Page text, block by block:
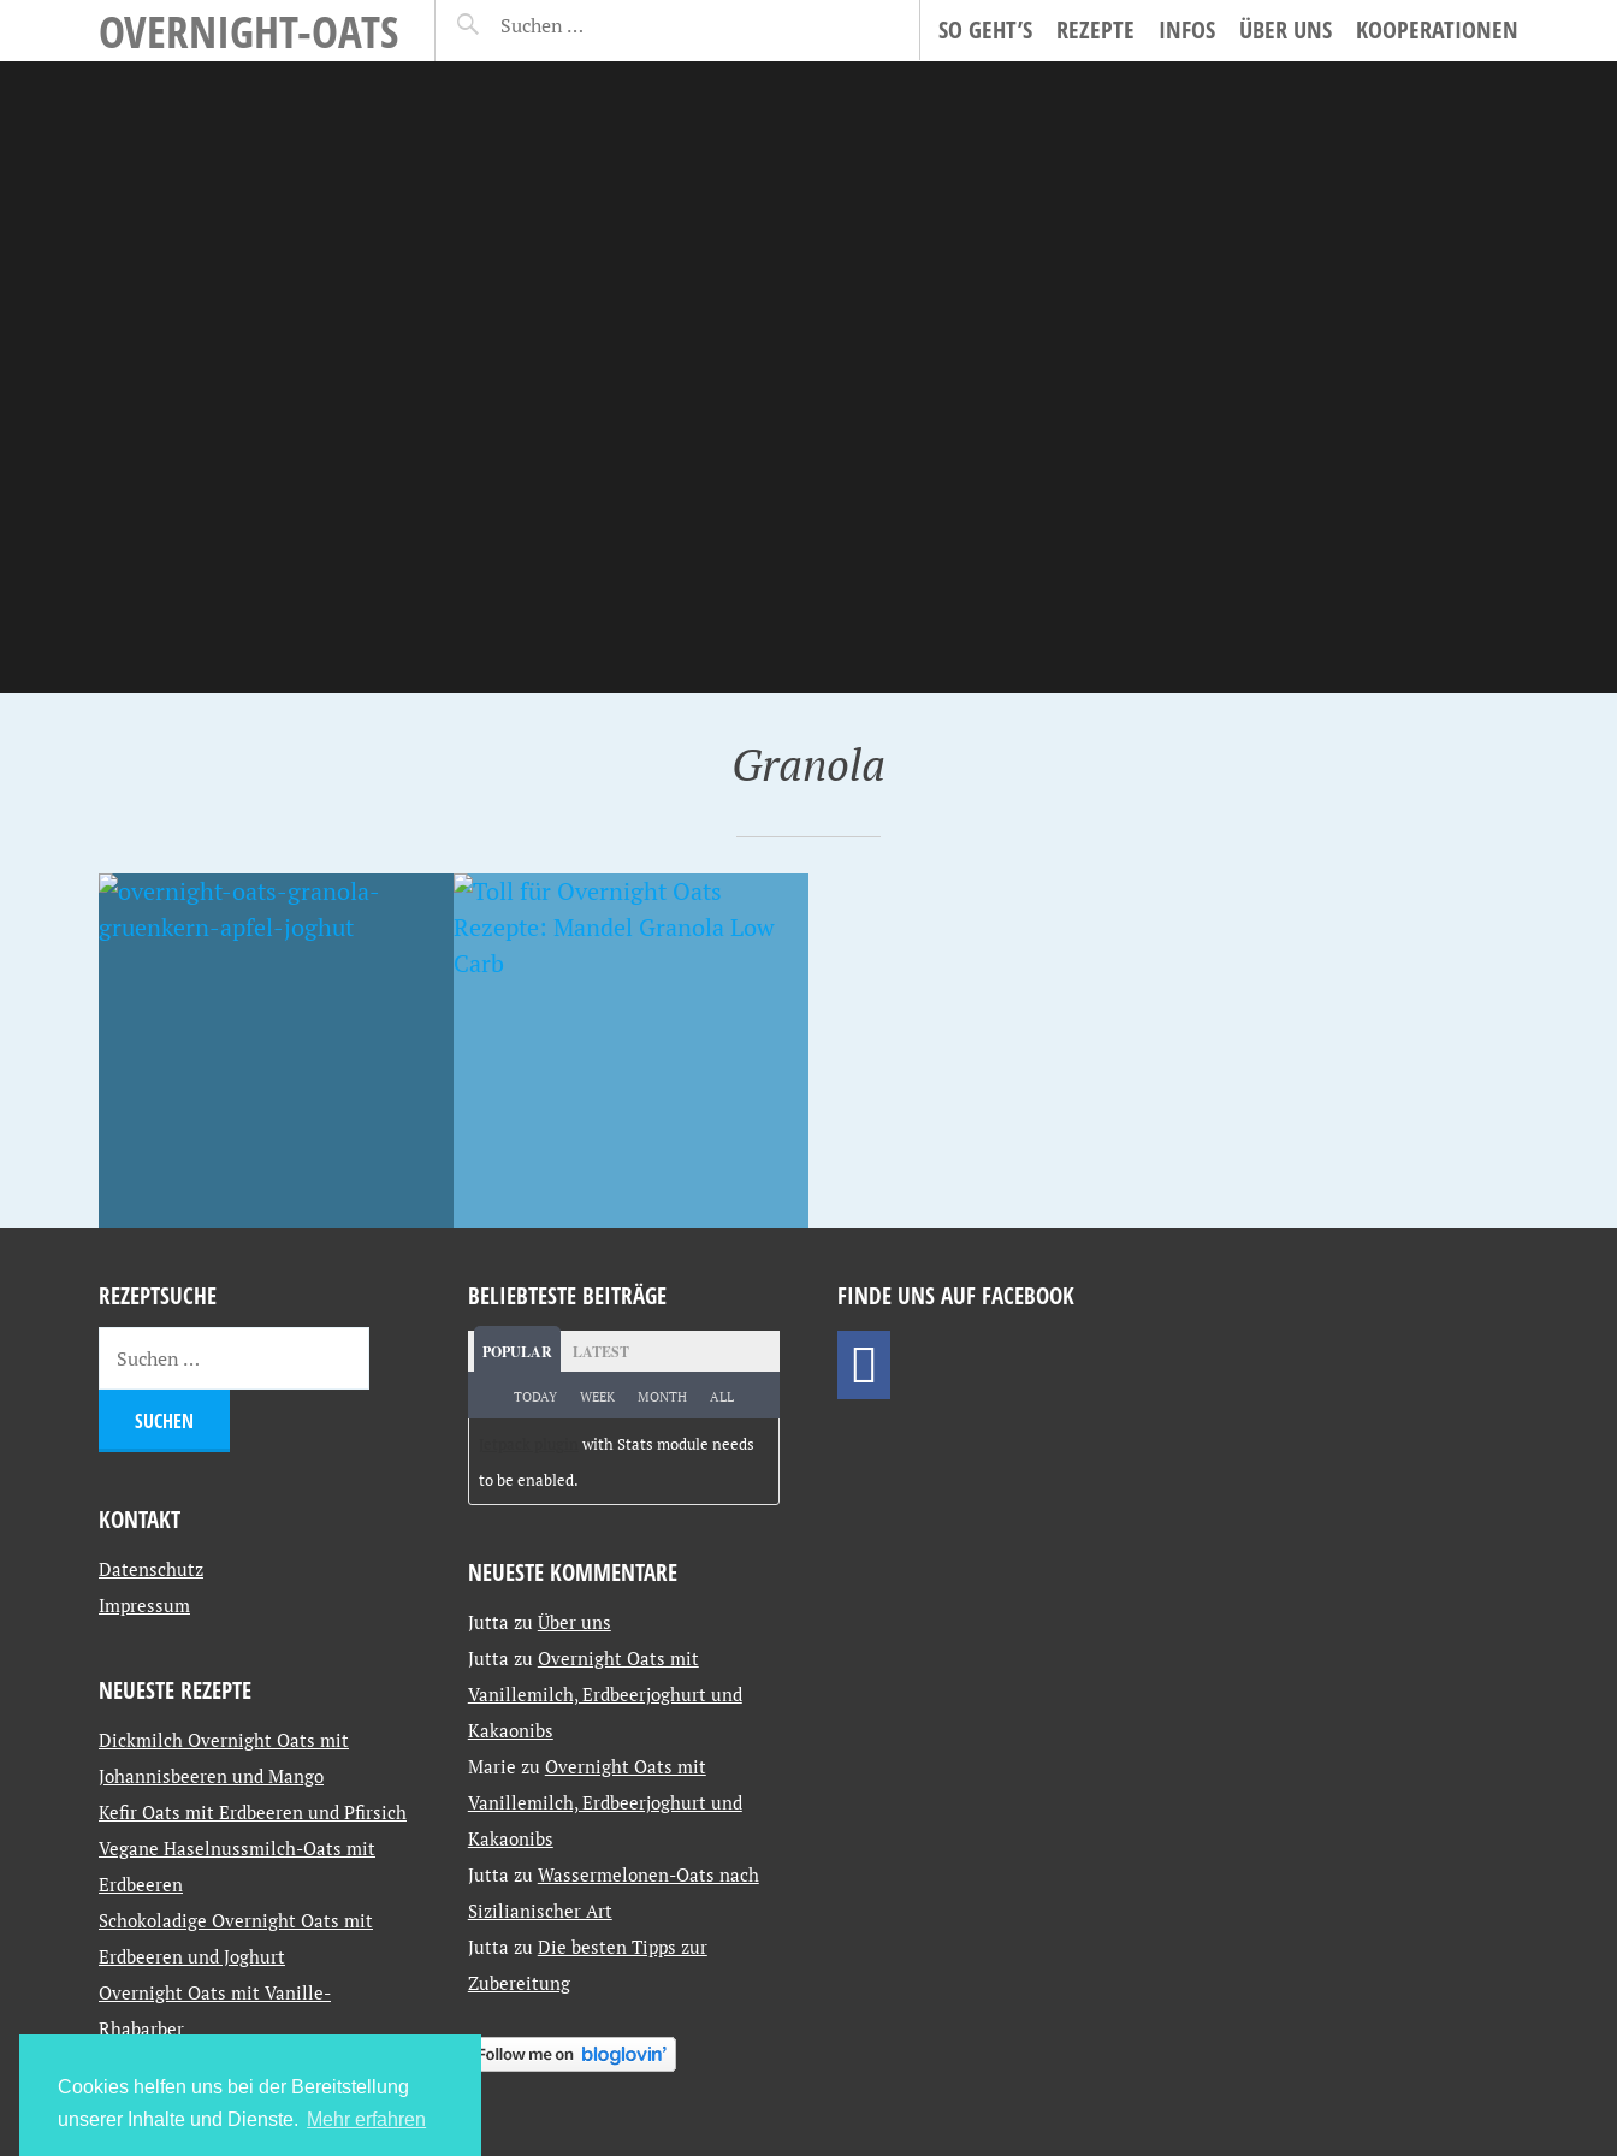
Cookies helfen uns bei der Bereitstellung
unserer Inhalte und Dienste. Mehr erfahren
OVERNIGHT-OATS SO GEHT’S REZEPTE INFOS ÜBER UNS KOOPERATIONEN
Granola
20. JUNI 2014
LOW CARB MANDEL-
REZEPTSUCHE
KONTAKT
Datenschutz
Impressum
NEUESTE REZEPTE
Dickmilch Overnight Oats mit
Johannisbeeren und Mango
Kefir Oats mit Erdbeeren und Pfirsich
Vegane Haselnussmilch-Oats mit
Erdbeeren
Schokoladige Overnight Oats mit
Erdbeeren und Joghurt
Overnight Oats mit Vanille-
Rhabarber
BELIEBTESTE BEITRÄGE
POPULAR LATEST
TODAY WEEK MONTH ALL
with Stats module needs
to be enabled.
NEUESTE KOMMENTARE
Jutta zu Über uns
Jutta zu Overnight Oats mit
Vanillemilch, Erdbeerjoghurt und
Kakaonibs
Marie zu Overnight Oats mit
Vanillemilch, Erdbeerjoghurt und
Kakaonibs
Jutta zu Wassermelonen-Oats nach
Sizilianischer Art
Jutta zu Die besten Tipps zur
Zubereitung
FINDE UNS AUF FACEBOOK